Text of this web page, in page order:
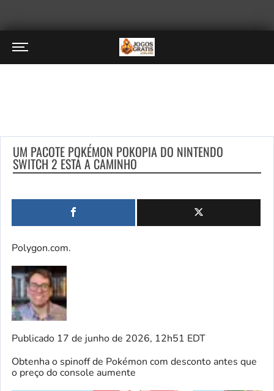
UM PACOTE POKÉMON POKOPIA DO NINTENDO
SWITCH 2 ESTÁ A CAMINHO
Polygon.com.
Publicado 17 de junho de 2026, 12h51 EDT
Obtenha o spinoff de Pokémon com desconto antes que
o preço do console aumente